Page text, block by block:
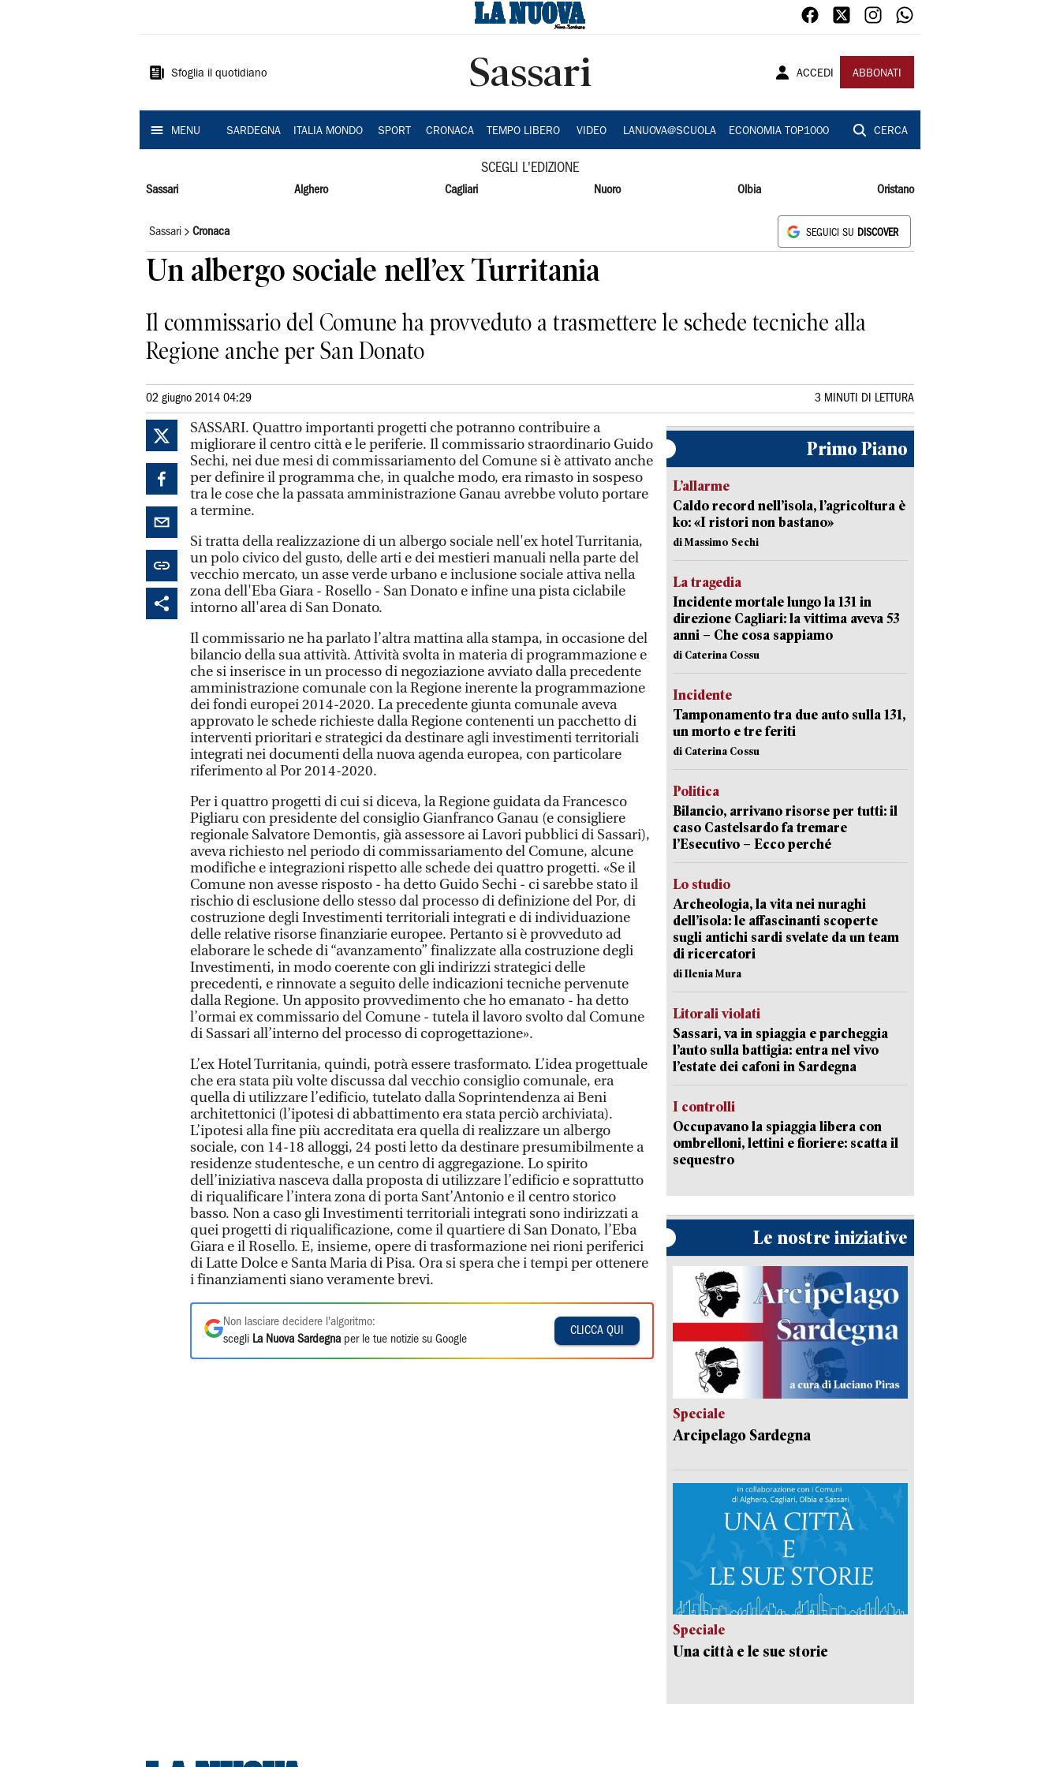
Sardegna
Sfoglia il quotidiano Sassari ACCEDI ABBONATI
MENU SARDEGNA ITALIA MONDO SPORT CRONACA TEMPO LIBERO VIDEO LANUOVA@SCUOLA ECONOMIA TOP1000 CERCA
SCEGLI L'EDIZIONE
Sassari Alghero Cagliari Nuoro Olbia Oristano
Sassari Cronaca SEGUICI SU DISCOVER
Un albergo sociale nell’ex Turritania
Il commissario del Comune ha provveduto a trasmettere le schede tecniche alla
Regione anche per San Donato
02 giugno 2014 04:29 3 MINUTI DI LETTURA
SASSARI. Quattro importanti progetti che potranno contribuire a
migliorare il centro città e le periferie. Il commissario straordinario Guido
Sechi, nei due mesi di commissariamento del Comune si è attivato anche
per definire il programma che, in qualche modo, era rimasto in sospeso
tra le cose che la passata amministrazione Ganau avrebbe voluto portare
a termine.
Si tratta della realizzazione di un albergo sociale nell'ex hotel Turritania,
un polo civico del gusto, delle arti e dei mestieri manuali nella parte del
vecchio mercato, un asse verde urbano e inclusione sociale attiva nella
zona dell'Eba Giara - Rosello - San Donato e infine una pista ciclabile
intorno all'area di San Donato.
Il commissario ne ha parlato l’altra mattina alla stampa, in occasione del
bilancio della sua attività. Attività svolta in materia di programmazione e
che si inserisce in un processo di negoziazione avviato dalla precedente
amministrazione comunale con la Regione inerente la programmazione
dei fondi europei 2014-2020. La precedente giunta comunale aveva
approvato le schede richieste dalla Regione contenenti un pacchetto di
interventi prioritari e strategici da destinare agli investimenti territoriali
integrati nei documenti della nuova agenda europea, con particolare
riferimento al Por 2014-2020.
Per i quattro progetti di cui si diceva, la Regione guidata da Francesco
Pigliaru con presidente del consiglio Gianfranco Ganau (e consigliere
regionale Salvatore Demontis, già assessore ai Lavori pubblici di Sassari),
aveva richiesto nel periodo di commissariamento del Comune, alcune
modifiche e integrazioni rispetto alle schede dei quattro progetti. «Se il
Comune non avesse risposto - ha detto Guido Sechi - ci sarebbe stato il
rischio di esclusione dello stesso dal processo di definizione del Por, di
costruzione degli Investimenti territoriali integrati e di individuazione
delle relative risorse finanziarie europee. Pertanto si è provveduto ad
elaborare le schede di “avanzamento” finalizzate alla costruzione degli
Investimenti, in modo coerente con gli indirizzi strategici delle
precedenti, e rinnovate a seguito delle indicazioni tecniche pervenute
dalla Regione. Un apposito provvedimento che ho emanato - ha detto
l’ormai ex commissario del Comune - tutela il lavoro svolto dal Comune
di Sassari all’interno del processo di coprogettazione».
L’ex Hotel Turritania, quindi, potrà essere trasformato. L’idea progettuale
che era stata più volte discussa dal vecchio consiglio comunale, era
quella di utilizzare l’edificio, tutelato dalla Soprintendenza ai Beni
architettonici (l’ipotesi di abbattimento era stata perciò archiviata).
L’ipotesi alla fine più accreditata era quella di realizzare un albergo
sociale, con 14-18 alloggi, 24 posti letto da destinare presumibilmente a
residenze studentesche, e un centro di aggregazione. Lo spirito
dell’iniziativa nasceva dalla proposta di utilizzare l’edificio e soprattutto
di riqualificare l’intera zona di porta Sant’Antonio e il centro storico
basso. Non a caso gli Investimenti territoriali integrati sono indirizzati a
quei progetti di riqualificazione, come il quartiere di San Donato, l’Eba
Giara e il Rosello. E, insieme, opere di trasformazione nei rioni periferici
di Latte Dolce e Santa Maria di Pisa. Ora si spera che i tempi per ottenere
i finanziamenti siano veramente brevi.
Non lasciare decidere l'algoritmo:
scegli La Nuova Sardegna per le tue notizie su Google
CLICCA QUI
Primo Piano
L’allarme
Caldo record nell’isola, l’agricoltura è
ko: «I ristori non bastano»
di Massimo Sechi
La tragedia
Incidente mortale lungo la 131 in
direzione Cagliari: la vittima aveva 53
anni – Che cosa sappiamo
di Caterina Cossu
Incidente
Tamponamento tra due auto sulla 131,
un morto e tre feriti
di Caterina Cossu
Politica
Bilancio, arrivano risorse per tutti: il
caso Castelsardo fa tremare
l’Esecutivo – Ecco perché
Lo studio
Archeologia, la vita nei nuraghi
dell’isola: le affascinanti scoperte
sugli antichi sardi svelate da un team
di ricercatori
di Ilenia Mura
Litorali violati
Sassari, va in spiaggia e parcheggia
l’auto sulla battigia: entra nel vivo
l’estate dei cafoni in Sardegna
I controlli
Occupavano la spiaggia libera con
ombrelloni, lettini e fioriere: scatta il
sequestro
Le nostre iniziative
Speciale
Arcipelago Sardegna
Speciale
Una città e le sue storie